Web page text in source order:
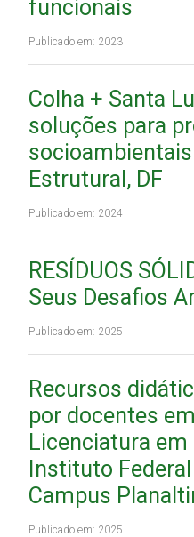
funcionais
Publicado em: 2023
Colha + Santa
soluções para
Estrutural, DF
Publicado em: 2024
RESÍDUOS
Seus Desafios
Publicado em: 2025
Recursos
por docentes
Licenciatura
Instituto
Campus
Publicado em: 2025